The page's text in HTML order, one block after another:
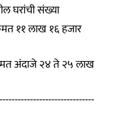
घरांची संख्या
११ लाख १६ हजार
अंदाजे २४ ते २५ लाख